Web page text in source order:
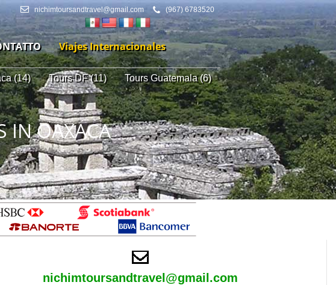
nichimtoursandtravel@gmail.com (967) 6783520
Viajes Internacionales
(14) Tours DF (11) Tours Guatemala (6)
IN OAXACA
nichimtoursandtravel@gmail.com